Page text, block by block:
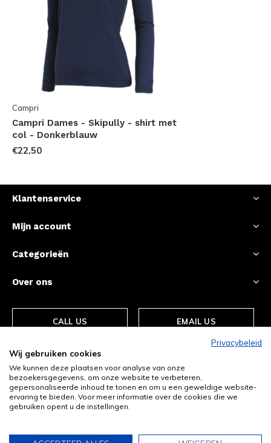
Campri
Campri Dames - Skipully - shirt met
col - Donkerblauw
€22,50
Klantenservice
Mijn account
Categorieën
Over ons
CALL US EMAIL US
© Copyright2026- Theme ByDMWS-RSS-feed
Privacybeleid
Wij gebruiken cookies
We kunnen deze plaatsen voor analyse van onze
bezoekersgegevens, om onze website te verbeteren,
gepersonaliseerde inhoud te tonen en om u een geweldige website-
ervaring te bieden. Voor meer informatie over de cookies die we
gebruiken opent u de instellingen.